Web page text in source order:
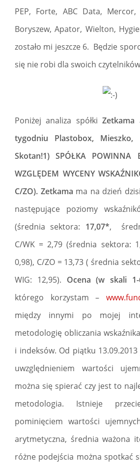
PEP, Forte, ABC Data, Mercor,
Boryszew, Apator, Wielton,
zostało mi jeszcze 6. Będzie
się nie robi dla swoich
Poniżej analiza spółki
tygodniu Plastobox,
Skotan!1) SPÓŁKA POWINNA
WZGLĘDEM WYCENY
C/ZO). Zetkama ma na dzień
następujące poziomy
(średnia sektora: 17,07*,
C/WK = 2,79 (średnia sektora:
0,98), C/ZO = 13,73 ( średnia
WIG: 12,95). Ocena (w skali
którego korzystam –
między innymi po mojej
metodologię obliczania
i indeksów. Od piątku
uwzględnieniem wartości
można się spierać czy jest to
metodologia. Istnieje
pominięciem wartości
arytmetyczna, średnia ważona
różne podejścia można spotkać